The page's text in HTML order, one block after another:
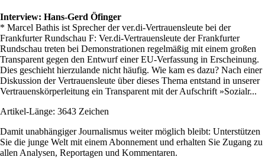
Interview: Hans-Gerd Öfinger
* Marcel Bathis ist Sprecher der ver.di-Vertrauensleute bei der
Frankfurter Rundschau F: Ver.di-Vertrauensleute der Frankfurter
Rundschau treten bei Demonstrationen regelmäßig mit einem großen
Transparent gegen den Entwurf einer EU-Verfassung in Erscheinung.
Dies geschieht hierzulande nicht häufig. Wie kam es dazu? Nach einer
Diskussion der Vertrauensleute über dieses Thema entstand in unserer
Vertrauenskörperleitung ein Transparent mit der Aufschrift »Sozialr...
Artikel-Länge: 3643 Zeichen
Damit unabhängiger Journalismus weiter möglich bleibt: Unterstützen
Sie die junge Welt mit einem Abonnement und erhalten Sie Zugang zu
allen Analysen, Reportagen und Kommentaren.